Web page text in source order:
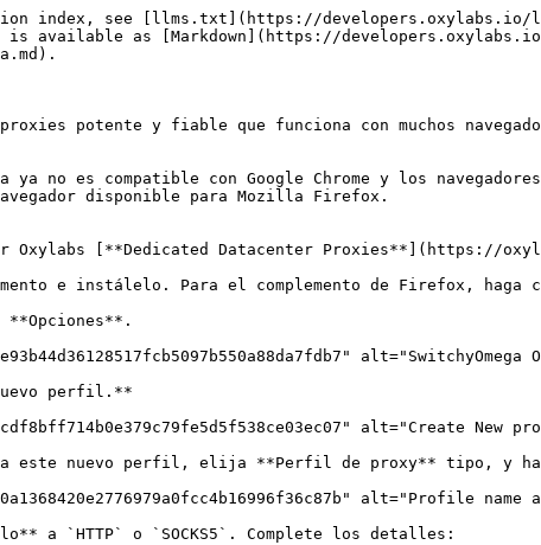
index, see [llms.txt](https://developers.oxylabs.io/
is available as [Markdown](https://
potente y fiable que funciona con muchos
ya no es compatible con Google Chrome y los
disponible para Mozilla Firefox.
Oxylabs [**Dedicated Datacenter Proxies**](https://
e instálelo. Para el complemento de Firefox,
**Opciones**.
perfil.**
alt="Create New
a este nuevo perfil, elija **Perfil de proxy** tipo, y
alt="Profile
a `HTTP` o `SOCKS5`. Complete los detalles: